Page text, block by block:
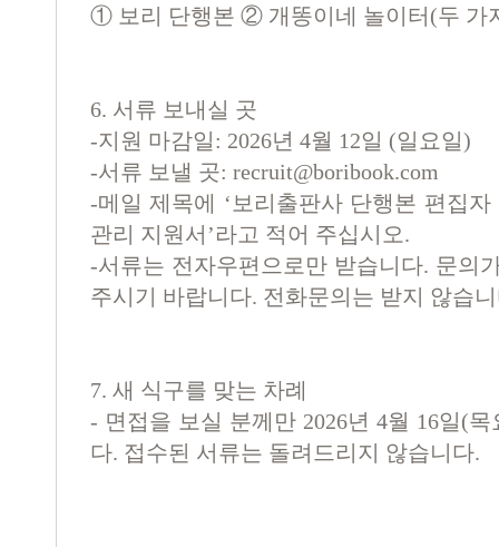
① 보리 단행본 ② 개똥이네 놀이터 (두 가
6. 서류 보내실 곳
-지원 마감일: 2026년 4월 12일 (일요일)
-서류 보낼 곳: recruit@boribook.com
-메일 제목에 ‘보리출판사 단행본 편집자
관리 지원서’라고 적어 주십시오.
-서류는 전자우편으로만 받습니다. 문의
주시기 바랍니다. 전화문의는 받지 않습
7. 새 식구를 맞는 차례
- 면접을 보실 분께만 2026년 4월 16일(
다. 접수된 서류는 돌려드리지 않습니다.